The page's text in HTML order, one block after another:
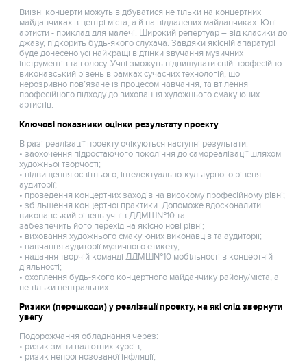
Виїзні концерти можуть відбуватися не тільки на концертних
майданчиках в центрі міста, а й на віддалених майданчиках. Юні
артисти - приклад для малечі. Широкий репертуар – від класики до
джазу, підкорить будь-якого слухача. Завдяки якісній апаратурі
буде донесено усі найкращі відтінки звучання музичних
інструментів та голосу. Учні зможуть підвищувати свій професійно-
виконавський рівень в рамках сучасних технологій, що
нерозривно пов’язане із процесом навчання, та втілення
професійного підходу до виховання художнього смаку юних
артистів.
Ключові показники оцінки результату проекту
В разі реалізації проекту очікуються наступні результати:
• заохочення підростаючого покоління до самореалізації шляхом
художньої творчості;
• підвищення освітнього, інтелектуально-культурного рівеня
аудиторії;
• проведення концертних заходів на високому професійному рівні;
• збільшення концертної практики. Допоможе вдосконалити
виконавський рівень учнів ДДМШ№10 та
забезпечить його перехід на якісно нові рівні;
• виховання художнього смаку юних виконавців та аудиторії;
• навчання аудиторії музичного етикету;
• надання творчій команді ДДМШ№10 мобільності в концертній
діяльності;
• охоплення будь-якого концертного майданчику району/міста, а
не тільки центральних.
Ризики (перешкоди) у реалізації проекту, на які слід звернути
увагу
Подорожчання обладнання через:
• ризик зміни валютних курсів;
• ризик непрогнозованої інфляції;